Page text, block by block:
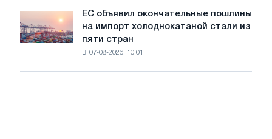
трамвайных
путей
Москвы
Ярославля
объявил
окончательные
ЕС объявил окончательные пошлины
на импорт холоднокатаной стали из
пяти стран
07-08-2026, 10:01